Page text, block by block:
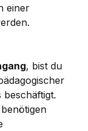
einer
, bist du